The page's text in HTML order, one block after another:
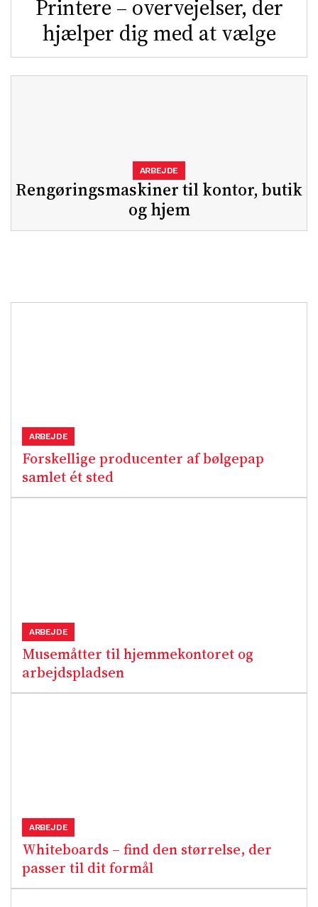
Printere – overvejelser, der
hjælper dig med at vælge
Rengøringsmaskiner til kontor, butik
og hjem
ARBEJDE
Forskellige producenter af bølgepap
samlet ét sted
ARBEJDE
Musemåtter til hjemmekontoret og
arbejdspladsen
ARBEJDE
Whiteboards – find den størrelse, der
passer til dit formål
ARBEJDE